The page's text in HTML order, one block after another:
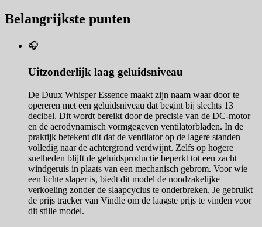
Belangrijkste punten
🎧
Uitzonderlijk laag geluidsniveau
De Duux Whisper Essence maakt zijn naam waar door te
opereren met een geluidsniveau dat begint bij slechts 13
decibel. Dit wordt bereikt door de precisie van de DC-motor
en de aerodynamisch vormgegeven ventilatorbladen. In de
praktijk betekent dit dat de ventilator op de lagere standen
volledig naar de achtergrond verdwijnt. Zelfs op hogere
snelheden blijft de geluidsproductie beperkt tot een zacht
windgeruis in plaats van een mechanisch gebrom. Voor wie
een lichte slaper is, biedt dit model de noodzakelijke
verkoeling zonder de slaapcyclus te onderbreken. Je gebruikt
de prijs tracker van Vindle om de laagste prijs te vinden voor
dit stille model.